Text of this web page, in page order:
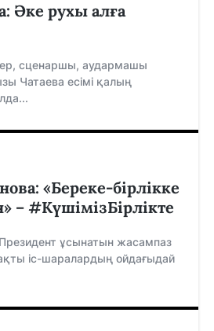
Әке рухы алға
сценаршы, аудармашы
Чатаева есімі қалың
«Береке-бірлікке
– #КүшімізБірлікте
ұсынатын жасампаз
іс-шаралардың ойдағыдай